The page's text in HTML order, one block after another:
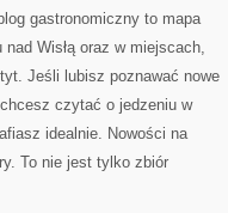
gastronomiczny to mapa
Wisłą oraz w miejscach,
Jeśli lubisz poznawać nowe
czytać o jedzeniu w
idealnie. Nowości na
To nie jest tylko zbiór